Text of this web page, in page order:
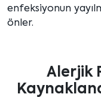
enfeksiyonun
önler.
Alerjik